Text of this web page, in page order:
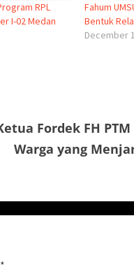
RPL
I-02 Medan
Fahum
Bentuk
December
Fordek FH
Warga yang